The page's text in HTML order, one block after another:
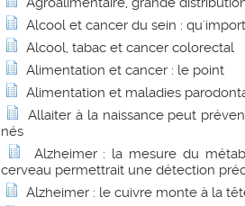
Alcool et cancer du sein :
Alcool, tabac et cancer colorectal
Alimentation et cancer : le point
Alimentation et maladies
Allaiter à la naissance peut
nés
Alzheimer : la mesure du
cerveau permettrait une détection
Alzheimer : le cuivre monte à la